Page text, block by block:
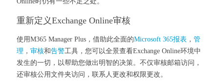
重新定义Exchange Online审核
使用M365 Manager Plus，借助此全面的Microsoft 365报表， 管
理 ， 审核和告警工具，您可以全景查看Exchange Online环境中
发生的一切，以帮助您做出明智的决策。不仅审核邮箱访问，
还审核公用文件夹访问，联系人更改和权限更改。